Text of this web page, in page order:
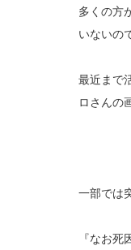
多くの方
いないの
最近まで
ロさんの
一部では
『なお